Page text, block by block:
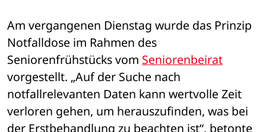
Am vergangenen Dienstag wurde das Prinzip
Notfalldose im Rahmen des
Seniorenfrühstücks vom Seniorenbeirat
vorgestellt. „Auf der Suche nach
notfallrelevanten Daten kann wertvolle Zeit
verloren gehen, um herauszufinden, was bei
der Erstbehandlung zu beachten ist“, betonte